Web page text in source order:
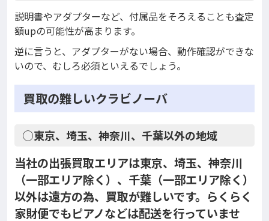
説明書やアダプターなど、付属品をそろえることも査定
額upの可能性が高まります。
逆に言うと、アダプターがない場合、動作確認ができな
いので、むしろ必須といえるでしょう。
買取の難しいクラビノーバ
◯東京、埼玉、神奈川、千葉以外の地域
当社の出張買取エリアは東京、埼玉、神奈川
（一部エリア除く）、千葉（一部エリア除く）
以外は遠方の為、買取が難しいです。らくらく
家財便でもピアノなどは配送を行っていませ